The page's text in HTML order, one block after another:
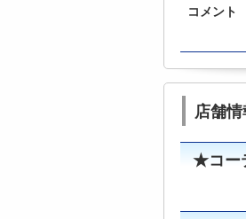
コメント
店舗情
★コー